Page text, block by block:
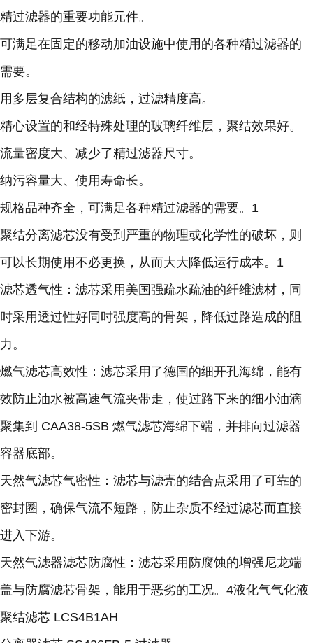
精过滤器的重要功能元件。
可满足在固定的移动加油设施中使用的各种精过滤器的
需要。
用多层复合结构的滤纸，过滤精度高。
精心设置的和经特殊处理的玻璃纤维层，聚结效果好。
流量密度大、减少了精过滤器尺寸。
纳污容量大、使用寿命长。
规格品种齐全，可满足各种精过滤器的需要。1
聚结分离滤芯没有受到严重的物理或化学性的破坏，则
可以长期使用不必更换，从而大大降低运行成本。1
滤芯透气性：滤芯采用美国强疏水疏油的纤维滤材，同
时采用透过性好同时强度高的骨架，降低过路造成的阻
力。
燃气滤芯高效性：滤芯采用了德国的细开孔海绵，能有
效防止油水被高速气流夹带走，使过路下来的细小油滴
聚集到 CAA38-5SB 燃气滤芯海绵下端，并排向过滤器
容器底部。
天然气滤芯气密性：滤芯与滤壳的结合点采用了可靠的
密封圈，确保气流不短路，防止杂质不经过滤芯而直接
进入下游。
天然气滤器滤芯防腐性：滤芯采用防腐蚀的增强尼龙端
盖与防腐滤芯骨架，能用于恶劣的工况。4液化气气化液
聚结滤芯 LCS4B1AH